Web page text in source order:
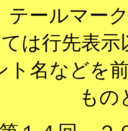
テールマー
は行先表
ト名などを
もの